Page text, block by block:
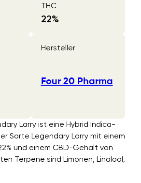
THC
22%
Hersteller
Four 20 Pharma
Larry ist eine Hybrid Indica-
Sorte Legendary Larry mit einem
und einem CBD-Gehalt von
Terpene sind Limonen, Linalool,